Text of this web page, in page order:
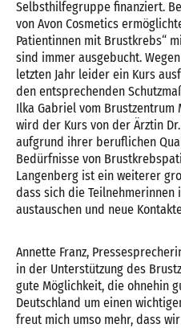
Selbsthilfegruppe finanziert.
von Avon Cosmetics
Patientinnen mit Brustkrebs“
sind immer ausgebucht.
letzten Jahr leider ein Kurs
den entsprechenden
Ilka Gabriel vom
wird der Kurs von der Ärztin
aufgrund ihrer beruflichen
Bedürfnisse von
Langenberg ist ein weiterer
dass sich die Teilnehmerinnen
austauschen und neue
Annette Franz,
in der Unterstützung des
gute Möglichkeit, die ohnehin
Deutschland um einen
freut mich umso mehr, dass